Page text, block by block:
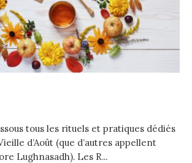
tous les rituels et pratiques dédiés
d’Août (que d’autres appellent
Lughnasadh). Les R...